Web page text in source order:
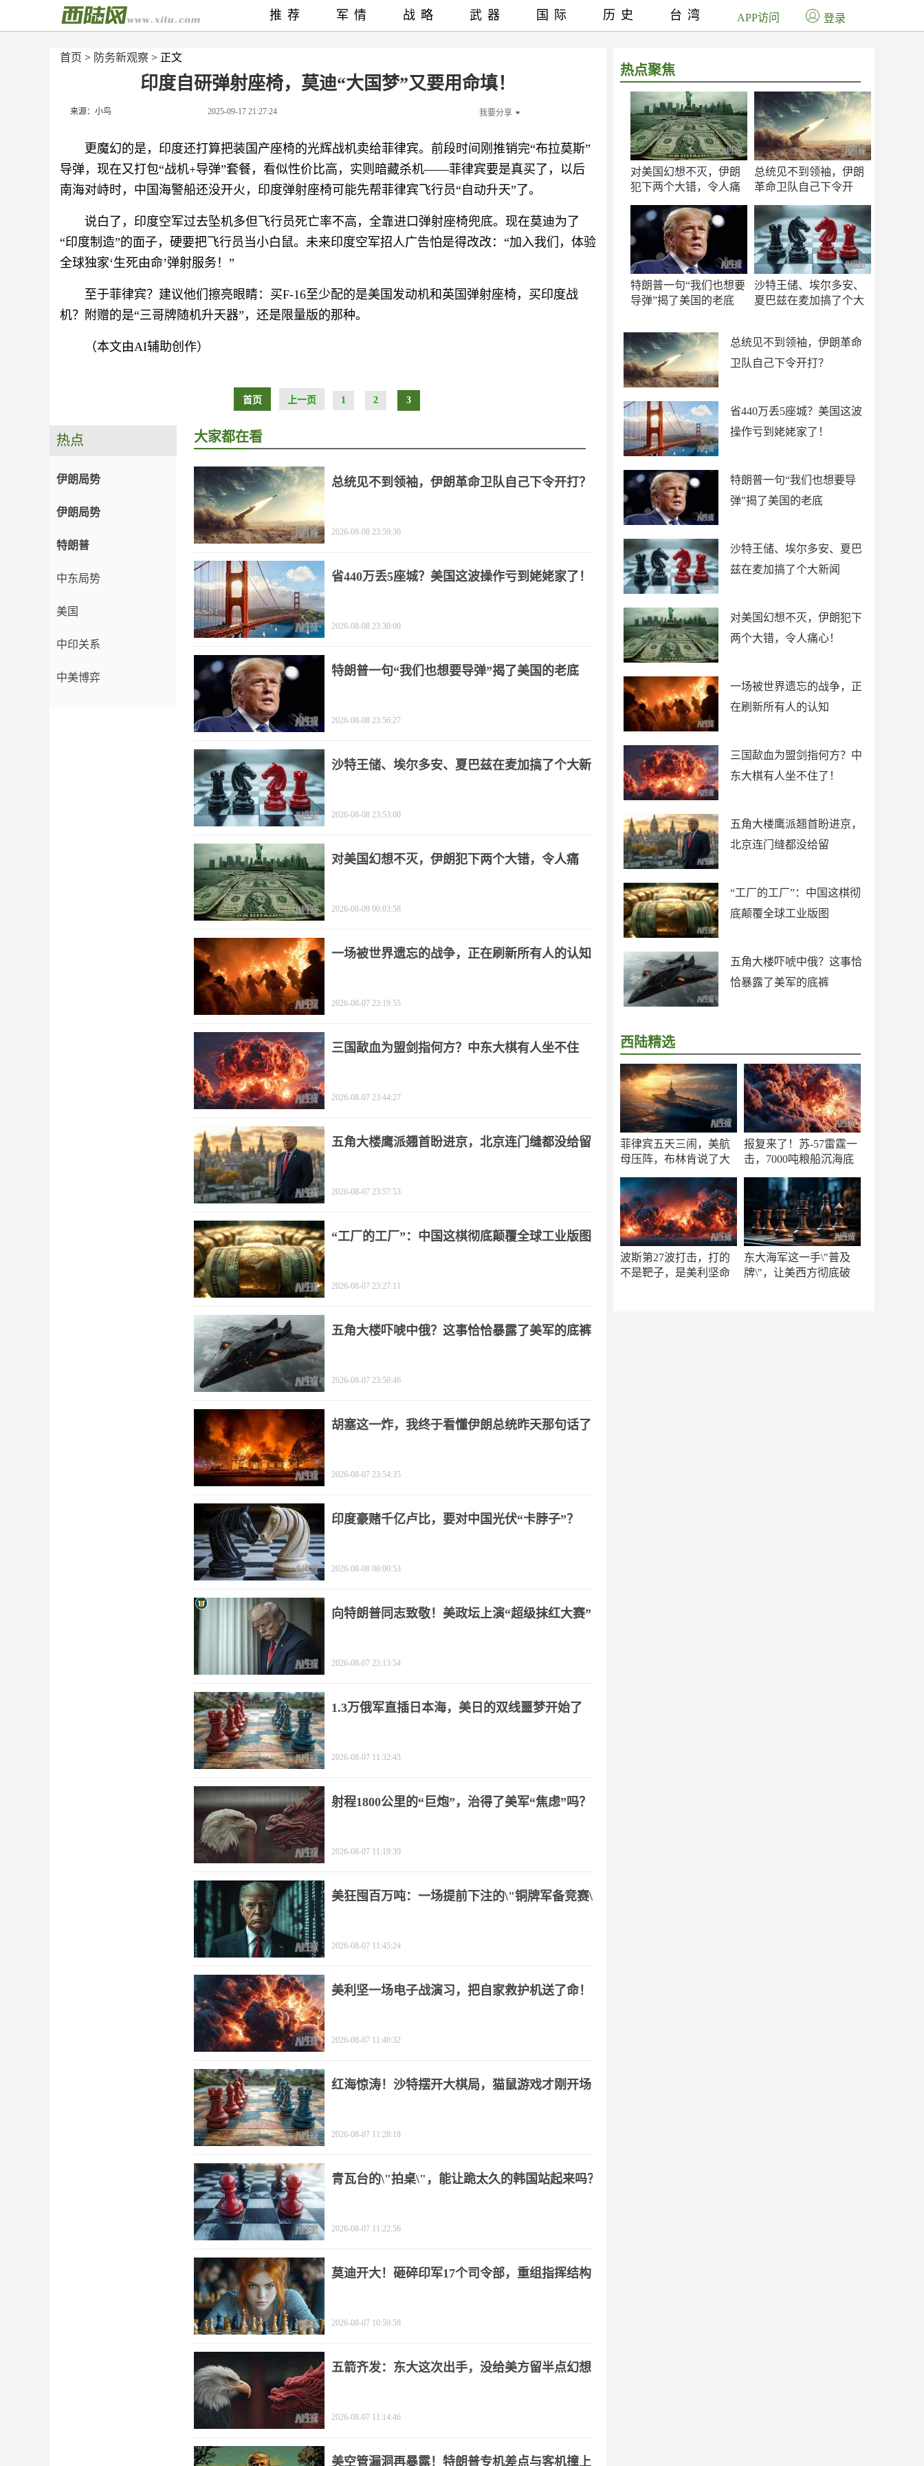
首页 > 防务新观察 > 正文
印度自研弹射座椅，莫迪“大国梦”又要用命填！
来源：小鸟 2025-09-17 21:27:24 我要分享
更魔幻的是，印度还打算把装国产座椅的光辉战机卖给菲律宾。前段时间刚推销完“布拉莫斯”
导弹，现在又打包“战机+导弹”套餐，看似性价比高，实则暗藏杀机——菲律宾要是真买了，以后
南海对峙时，中国海警船还没开火，印度弹射座椅可能先帮菲律宾飞行员“自动升天”了。
说白了，印度空军过去坠机多但飞行员死亡率不高，全靠进口弹射座椅兜底。现在莫迪为了
“印度制造”的面子，硬要把飞行员当小白鼠。未来印度空军招人广告怕是得改改：“加入我们，体验
全球独家‘生死由命’弹射服务！”
至于菲律宾？建议他们擦亮眼睛：买F-16至少配的是美国发动机和英国弹射座椅，买印度战
机？附赠的是“三哥牌随机升天器”，还是限量版的那种。
（本文由AI辅助创作）
首页 上一页 1 2 3
热点聚焦
对美国幻想不灭，伊朗
犯下两个大错，令人痛
总统见不到领袖，伊朗
革命卫队自己下令开
特朗普一句“我们也想要
导弹”揭了美国的老底
沙特王储、埃尔多安、
夏巴兹在麦加搞了个大
总统见不到领袖，伊朗革命
卫队自己下令开打？
省440万丢5座城？美国这波
操作亏到姥姥家了！
特朗普一句“我们也想要导
弹”揭了美国的老底
沙特王储、埃尔多安、夏巴
兹在麦加搞了个大新闻
对美国幻想不灭，伊朗犯下
两个大错，令人痛心！
一场被世界遗忘的战争，正
在刷新所有人的认知
三国歃血为盟剑指何方？中
东大棋有人坐不住了！
五角大楼鹰派翘首盼进京，
北京连门缝都没给留
“工厂的工厂”：中国这棋彻
底颠覆全球工业版图
五角大楼吓唬中俄？这事恰
恰暴露了美军的底裤
西陆精选
菲律宾五天三闹，美航
母压阵，布林肯说了大
报复来了！苏-57雷霆一
击，7000吨粮船沉海底
波斯第27波打击，打的
不是靶子，是美利坚命
东大海军这一手\"普及
牌\"，让美西方彻底破
推荐 军情 战略 武器 国际 历史 台湾 APP访问 登录
热点
伊朗局势
伊朗局势
特朗普
中东局势
美国
中印关系
中美博弈
大家都在看
总统见不到领袖，伊朗革命卫队自己下令开打？
2026-08-08 23:59:30
省440万丢5座城？美国这波操作亏到姥姥家了！
2026-08-08 23:30:00
特朗普一句“我们也想要导弹”揭了美国的老底
2026-08-08 23:56:27
沙特王储、埃尔多安、夏巴兹在麦加搞了个大新
2026-08-08 23:53:00
对美国幻想不灭，伊朗犯下两个大错，令人痛
2026-08-09 00:03:58
一场被世界遗忘的战争，正在刷新所有人的认知
2026-08-07 23:19:55
三国歃血为盟剑指何方？中东大棋有人坐不住
2026-08-07 23:44:27
五角大楼鹰派翘首盼进京，北京连门缝都没给留
2026-08-07 23:57:53
“工厂的工厂”：中国这棋彻底颠覆全球工业版图
2026-08-07 23:27:11
五角大楼吓唬中俄？这事恰恰暴露了美军的底裤
2026-08-07 23:50:46
胡塞这一炸，我终于看懂伊朗总统昨天那句话了
2026-08-07 23:54:35
印度豪赌千亿卢比，要对中国光伏“卡脖子”？
2026-08-08 00:00:53
向特朗普同志致敬！美政坛上演“超级抹红大赛”
2026-08-07 23:13:54
1.3万俄军直插日本海，美日的双线噩梦开始了
2026-08-07 11:32:43
射程1800公里的“巨炮”，治得了美军“焦虑”吗？
2026-08-07 11:19:39
美狂囤百万吨：一场提前下注的\"铜牌军备竞赛\"
2026-08-07 11:45:24
美利坚一场电子战演习，把自家救护机送了命！
2026-08-07 11:40:32
红海惊涛！沙特摆开大棋局，猫鼠游戏才刚开场
2026-08-07 11:28:18
青瓦台的\"拍桌\"，能让跪太久的韩国站起来吗？
2026-08-07 11:22:56
莫迪开大！砸碎印军17个司令部，重组指挥结构
2026-08-07 10:59:58
五箭齐发：东大这次出手，没给美方留半点幻想
2026-08-07 11:14:46
美空管漏洞再暴露！特朗普专机差点与客机撞上